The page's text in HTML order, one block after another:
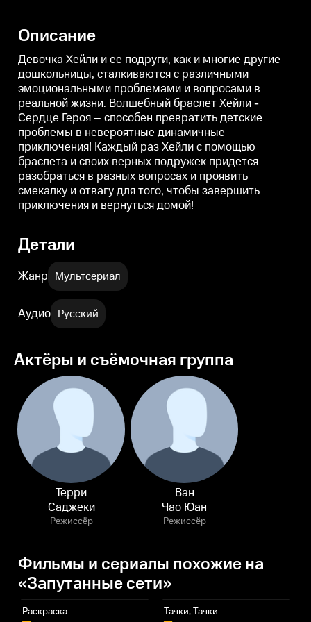
невероятные динамичные
приключения! Каждый раз
Хейли с помощью браслета и
своих верных подружек
придется разобраться в разных
вопросах и проявить смекалку и
отвагу для того, чтобы
завершить приключения и
вернуться домой!
Хейли с помощью браслета и
своих верных подружек
придется разобраться в разных
вопросах и проявить смекалку и
отвагу для того, чтобы
завершить приключения и
вернуться домой!
Описание
Девочка Хейли и ее подруги, как и многие другие
дошкольницы, сталкиваются с различными
эмоциональными проблемами и вопросами в
реальной жизни. Волшебный браслет Хейли -
Сердце Героя – способен превратить детские
проблемы в невероятные динамичные
приключения! Каждый раз Хейли с помощью
браслета и своих верных подружек придется
разобраться в разных вопросах и проявить
смекалку и отвагу для того, чтобы завершить
приключения и вернуться домой!
Детали
Жанр Мультсериал
Аудио Русский
Актёры и съёмочная группа
Терри
Саджеки
Режиссёр
Ван
Чао Юан
Режиссёр
Фильмы и сериалы похожие на
«Запутанные сети»
Раскраска Тачки, Тачки